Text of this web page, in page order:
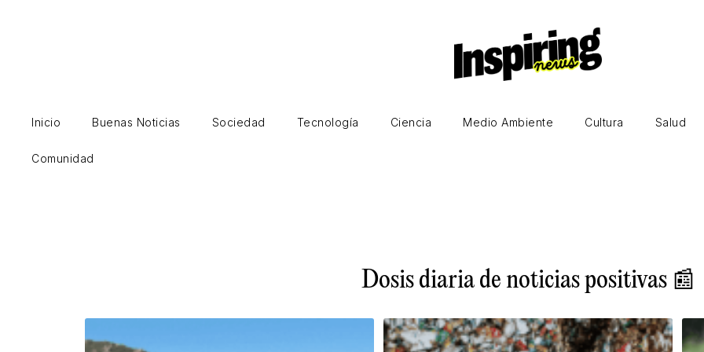
Inicio Buenas Noticias Sociedad Tecnología Ciencia Medio Ambiente Cultura Salud
Comunidad
Dosis diaria de noticias positivas 📰